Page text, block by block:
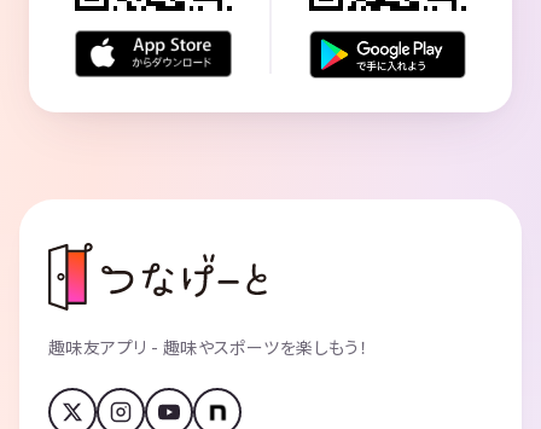
趣味友アプリ - 趣味やスポーツを楽しもう！